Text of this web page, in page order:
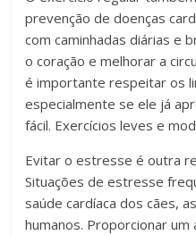
prevenção de doenças
com caminhadas diárias e
o coração e melhorar a
é importante respeitar os
especialmente se ele já
fácil. Exercícios leves e
Evitar o estresse é outra
Situações de estresse
saúde cardíaca dos cães,
humanos. Proporcionar